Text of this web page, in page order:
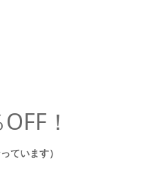
！
ています）